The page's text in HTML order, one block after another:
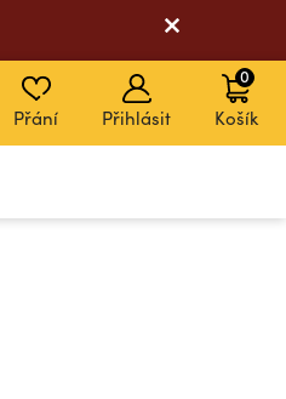
Přání Přihlásit Košík
0